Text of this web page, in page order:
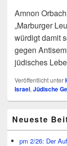
Amnon
„Marburger
würdigt damit
gegen
jüdisches
Veröffentlicht unter
Israel, Jüdische
Seitenleisten
Widget-
Bereich
Neueste
pm 2/26: Der